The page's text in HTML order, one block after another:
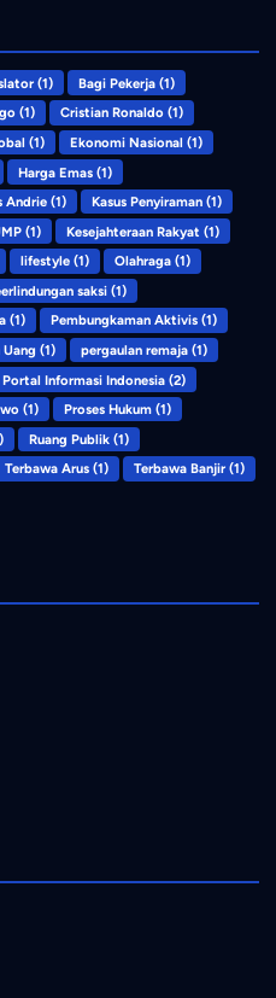
(1) Bagi Pekerja (1)
(1) Cristian Ronaldo (1)
(1) Ekonomi Nasional (1)
Harga Emas (1)
Andrie (1) Kasus Penyiraman (1)
(1) Kesejahteraan Rakyat (1)
lifestyle (1) Olahraga (1)
saksi (1)
(1) Pembungkaman Aktivis (1)
Uang (1) pergaulan remaja (1)
Portal Informasi Indonesia (2)
(1) Proses Hukum (1)
Ruang Publik (1)
Terbawa Arus (1) Terbawa Banjir (1)